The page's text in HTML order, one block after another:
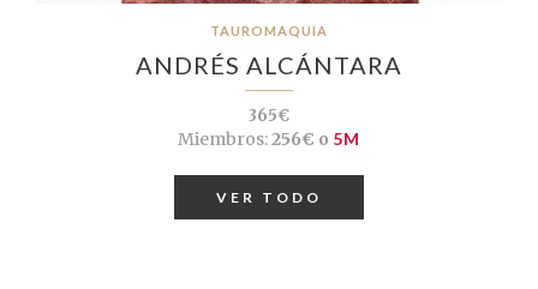
TAUROMAQUIA
ANDRÉS ALCÁNTARA
365€
Miembros:256€ o 5M
VER TODO